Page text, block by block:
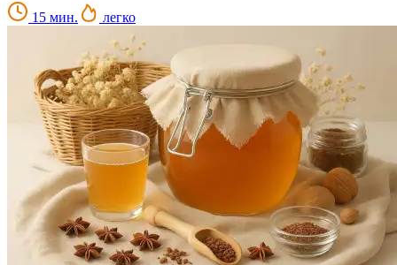
15 мин. легко